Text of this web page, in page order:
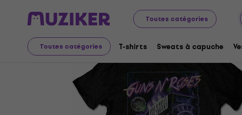
Toutes catégories
Toutes catégories T-shirts Sweats à capuche
Merch Produits musicaux T-shirts